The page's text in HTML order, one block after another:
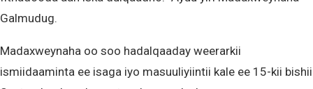
Galmudug.
Madaxweynaha oo soo hadalqaaday weerarkii
ismiidaaminta ee isaga iyo masuuliyiintii kale ee 15-kii bishii